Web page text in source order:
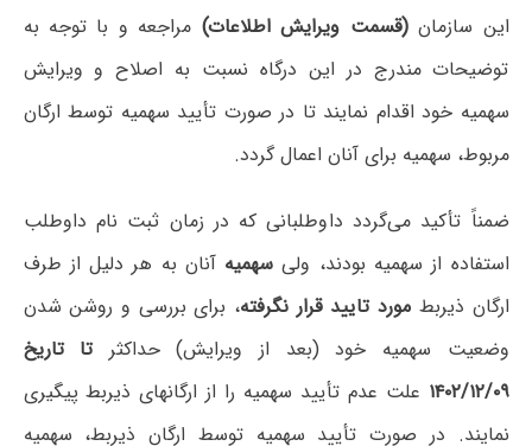
این سازمان(قسمت ویرایش اطلاعات) مراجعه و با توجه به
توضیحات مندرج در این درگاه نسبت به اصلاح و ویرایش
سهمیه خود اقدام نمایند تا در صورت تأیید سهمیه توسط ارگان
مربوط، سهمیه برای آنان اعمال گردد.
ضمناً تأکید می‌گردد داوطلبانی که در زمان ثبت نام داوطلب
استفاده از سهمیه بودند، ولی سهمیه آنان به هر دلیل از طرف
ارگان ذیربط مورد تایید قرار نگرفته، برای بررسی و روشن شدن
وضعیت سهمیه خود (بعد از ویرایش) حداکثرتا تاریخ
۱۴۰۲/۱۲/۰۹ علت عدم تأیید سهمیه را از ارگانهای ذیربط پیگیری
نمایند. در صورت تأیید سهمیه توسط ارگان ذیربط، سهمیه